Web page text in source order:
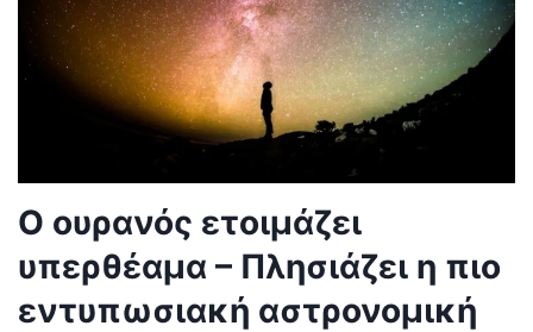
Ο ουρανός ετοιμάζει
υπερθέαμα – Πλησιάζει η πιο
εντυπωσιακή αστρονομική